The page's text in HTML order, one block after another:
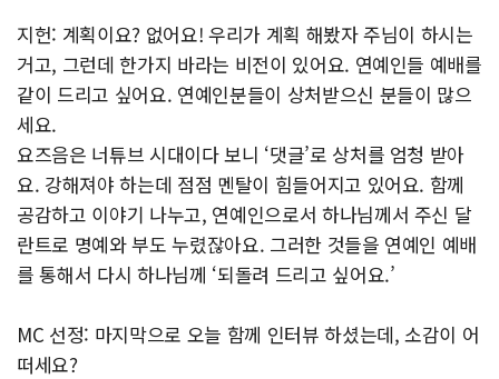
지헌: 계획이요? 없어요! 우리가 계획 해봤자 주님이 하시는
거고, 그런데 한가지 바라는 비전이 있어요. 연예인들 예배를
같이 드리고 싶어요. 연예인분들이 상처받으신 분들이 많으
세요.
요즈음은 너튜브 시대이다 보니 ‘댓글’로 상처를 엄청 받아
요. 강해져야 하는데 점점 멘탈이 힘들어지고 있어요. 함께
공감하고 이야기 나누고, 연예인으로서 하나님께서 주신 달
란트로 명예와 부도 누렸잖아요. 그러한 것들을 연예인 예배
를 통해서 다시 하나님께 ‘되돌려 드리고 싶어요.’
MC 선정: 마지막으로 오늘 함께 인터뷰 하셨는데, 소감이 어
떠세요?